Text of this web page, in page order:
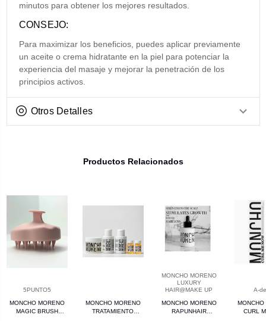
minutos para obtener los mejores resultados.
CONSEJO:
Para maximizar los beneficios, puedes aplicar previamente
un aceite o crema hidratante en la piel para potenciar la
experiencia del masaje y mejorar la penetración de los
principios activos.
Otros Detalles
Productos Relacionados
5PUNTO5
MONCHO MORENO
MAGIC BRUSH
MONCHO MORENO
TRATAMIENTO
MONCHO MORENO
LUXURY
HAIR@MAKE UP
MONCHO MORENO
RAPUNHAIR
A-
MONCHO
CURL